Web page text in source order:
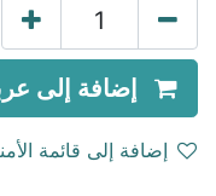
إضافة إلى
إضافة إلى قائمة